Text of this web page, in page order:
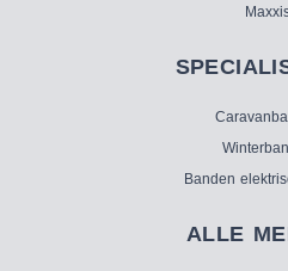
Banden
ALLE